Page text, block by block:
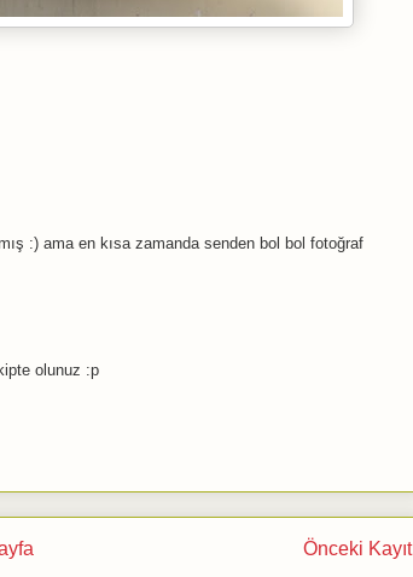
:) ama en kısa zamanda senden bol bol fotoğraf
olunuz :p
Önceki Kayıt